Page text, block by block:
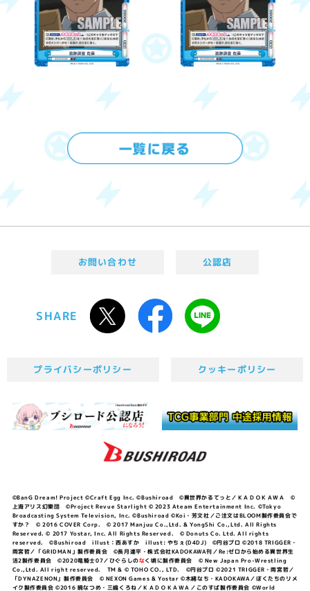
お問い合わせ 公認店
SHARE
プライバシーポリシー クッキーポリシー
©BanG Dream! Project ©Craft Egg Inc. ©Bushiroad ©異世界かるてっと／ＫＡＤＯＫＡＷＡ ©
上海アリス幻樂団 ©Project Revue Starlight © 2023 Ateam Entertainment Inc. ©Tokyo
Broadcasting System Television, Inc. ©Bushiroad ©Koi・芳文社／ご注文はBLOOM製作委員会で
すか？ © 2016 COVER Corp. © 2017 Manjuu Co.,Ltd. & YongShi Co.,Ltd. All Rights
Reserved. © 2017 Yostar, Inc. All Rights Reserved. © Donuts Co. Ltd. All rights
reserved. ©Bushiroad illust：西あすか illust: やちぇ(D4DJ) ©円谷プロ ©2018 TRIGGER・
雨宮哲／「GRIDMAN」製作委員会 ©長月達平・株式会社KADOKAWA刊／Re:ゼロから始める異世界生
活2製作委員会 ©2020竜騎士07／ひぐらしのなく頃に製作委員会 © New Japan Pro-Wrestling
Co.,Ltd. All right reserved. TM & © TOHO CO., LTD. ©円谷プロ ©2021 TRIGGER・雨宮哲／
「DYNAZENON」製作委員会 © NEXON Games & Yostar ©木緒なち・KADOKAWA／ぼくたちのリメ
イク製作委員会 ©2016 暁なつめ・三嶋くろね／ＫＡＤＯＫＡＷＡ／このすば製作委員会 ©World